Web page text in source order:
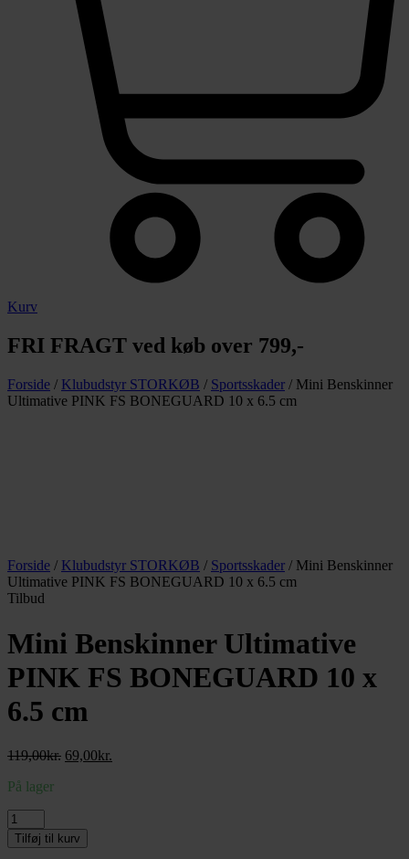
Kurv
FRI FRAGT ved køb over 799,-
Forside / Klubudstyr STORKØB / Sportsskader / Mini Benskinner
Ultimative PINK FS BONEGUARD 10 x 6.5 cm
Forside / Klubudstyr STORKØB / Sportsskader / Mini Benskinner
Ultimative PINK FS BONEGUARD 10 x 6.5 cm
Tilbud
Mini Benskinner Ultimative
PINK FS BONEGUARD 10 x
6.5 cm
119,00kr. Den
69,00kr.
På lager
Mini
Benskinner
Ultimative
Tilføj til kurv